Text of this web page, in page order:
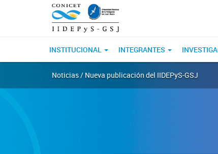
INSTITUCIONAL INTEGRANTES
Noticias / Nueva publicación del IIDEPyS-GSJ